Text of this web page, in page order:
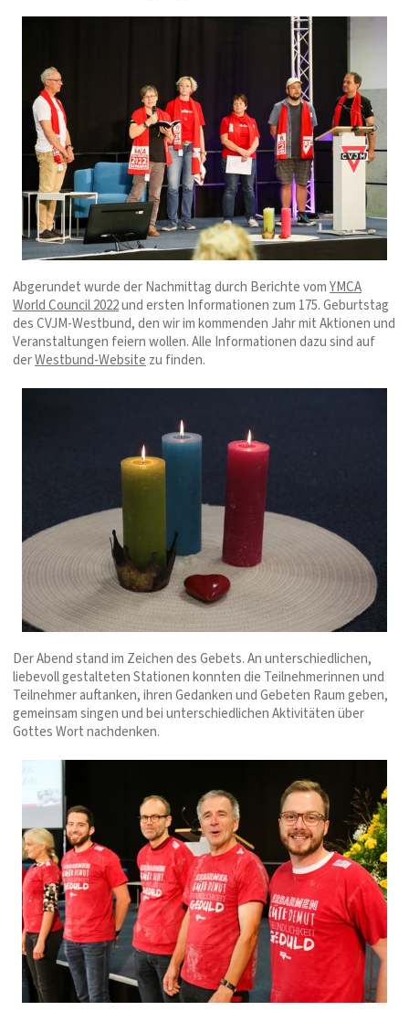
Abgerundet wurde der Nachmittag durch Berichte vomYMCA
World Council 2022und ersten Informationen zum 175. Geburtstag
des CVJM-Westbund, den wir im kommenden Jahr mit Aktionen und
Veranstaltungen feiern wollen. Alle Informationen dazu sind auf
derWestbund-Website zu finden.
Der Abend stand im Zeichen des Gebets. An unterschiedlichen,
liebevoll gestalteten Stationen konnten die Teilnehmerinnen und
Teilnehmer auftanken, ihren Gedanken und Gebeten Raum geben,
gemeinsam singen und bei unterschiedlichen Aktivitäten über
Gottes Wort nachdenken.